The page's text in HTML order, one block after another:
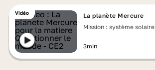
Vidéo
La planète Mercure
Mission : système solaire
3min